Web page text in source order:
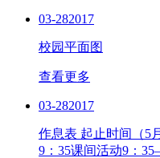
03-282017
校园平面图
查看更多
03-282017
作息表 起止时间（5
9：35课间活动9：